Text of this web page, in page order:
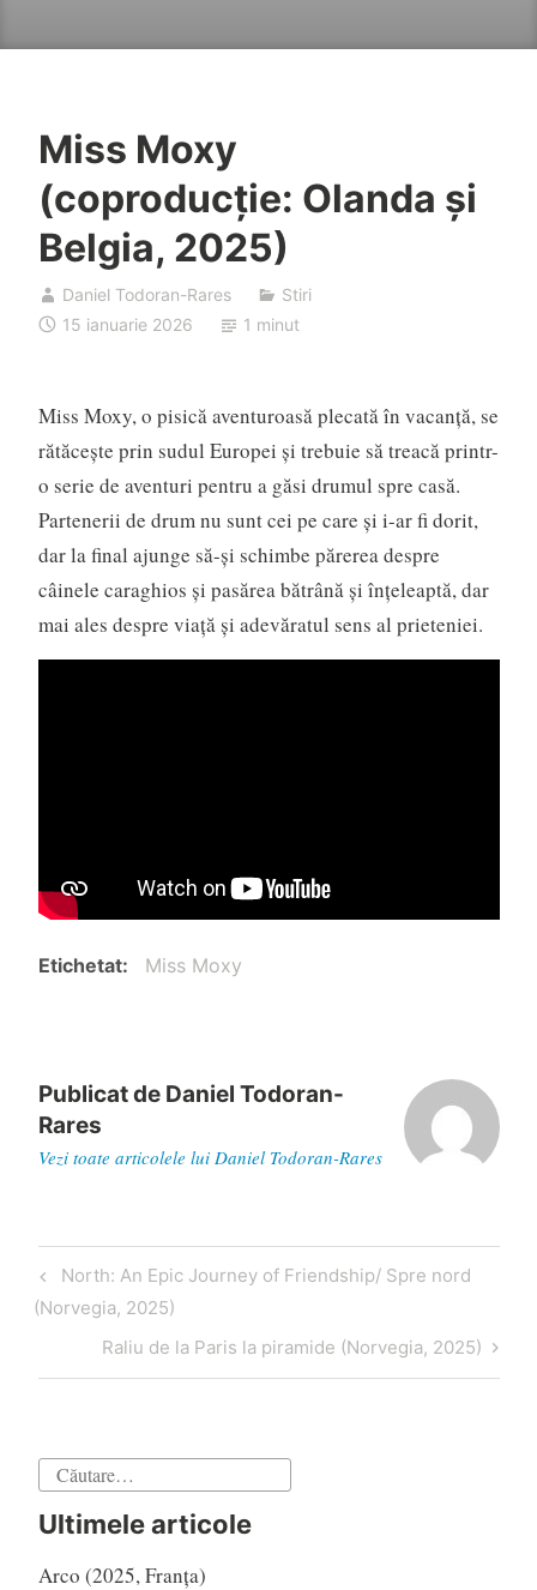
Miss Moxy
(coproducție: Olanda și
Belgia, 2025)
Daniel Todoran-Rares
Stiri
15 ianuarie 2026
1 minut
Miss Moxy, o pisică aventuroasă plecată în vacanță, se
rătăcește prin sudul Europei și trebuie să treacă printr-
o serie de aventuri pentru a găsi drumul spre casă.
Partenerii de drum nu sunt cei pe care și i-ar fi dorit,
dar la final ajunge să-și schimbe părerea despre
câinele caraghios și pasărea bătrână și înțeleaptă, dar
mai ales despre viață și adevăratul sens al prieteniei.
Etichetat Miss Moxy
Publicat de Daniel Todoran-
Rares
Vezi toate articolele lui Daniel Todoran-Rares
Navigare
în
articole
Articol
anterior
North: An Epic Journey of Friendship/ Spre nord
(Norvegia, 2025)
Articol
următor
Raliu de la Paris la piramide (Norvegia, 2025)
Caută
Ultimele articole
Arco (2025, Franța)